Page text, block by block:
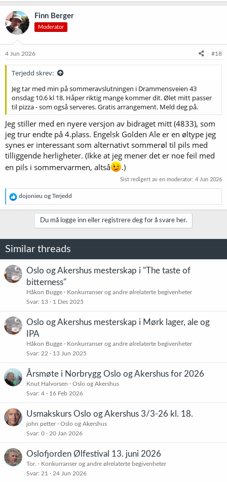
a
k
s
j
o
e
Finn Berger
Moderator
4 Jun 2026 #18
Terjedd skrev:
Jeg tar med min på sommeravslutningen i Drammensveien 43
onsdag 10.6 kl 18. Håper riktig mange kommer dit. Ølet mitt passer
til pizza - som også serveres. Gratis arrangement. Meld deg på.
Jeg stiller med en nyere versjon av bidraget mitt (4833), som
jeg trur endte på 4.plass. Engelsk Golden Ale er en øltype jeg
synes er interessant som alternativt sommerøl til pils med
tilliggende herligheter. (Ikke at jeg mener det er noe feil med
en pils i sommervarmen, altså
.)
Sist redigert av en moderator: 4 Jun 2026
R
e
a
n
e
r
:
dojonieu og Terjedd
Du må logge inn eller registrere deg for å svare her.
Similar threads
Oslo og Akershus mesterskap i "The taste of
bitterness"
Håkon Bugge
Konkurranser og andre ølrelaterte begivenheter
Svar 13 1 Des 2025
Oslo og Akershus mesterskap i Mørk lager, ale og
IPA
Håkon Bugge
Konkurranser og andre ølrelaterte begivenheter
Svar 22 13 Jun 2025
Årsmøte i Norbrygg Oslo og Akershus for 2026
Knut Halvorsen
Oslo og Akershus
Svar 4 16 Feb 2026
Usmakskurs Oslo og Akershus 3/3-26 kl. 18.
john petter
Oslo og Akershus
Svar 0 20 Jan 2026
Oslofjorden Ølfestival 13. juni 2026
Tor.
Konkurranser og andre ølrelaterte begivenheter
Svar 21 24 Jun 2026